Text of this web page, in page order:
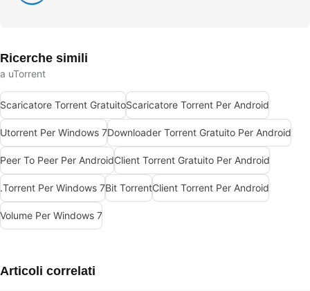
Ricerche simili
a uTorrent
Scaricatore Torrent GratuitoScaricatore Torrent Per Android
Utorrent Per Windows 7Downloader Torrent Gratuito Per Android
Peer To Peer Per AndroidClient Torrent Gratuito Per Android
.Torrent Per Windows 7Bit TorrentClient Torrent Per Android
Volume Per Windows 7
Articoli correlati